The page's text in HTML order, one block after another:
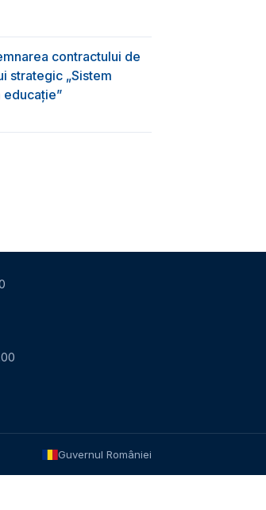
contractului de
strategic „Sistem
Guvernul României